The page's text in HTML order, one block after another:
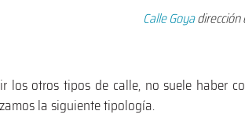
Calle Goyadirección
los otros tipos de calle, no suele haber
la siguiente tipología.